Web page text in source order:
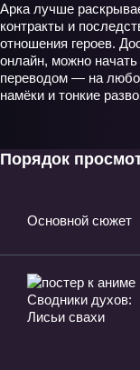
Арка лучше
контракты и
отношения героев.
онлайн, можно
переводом — на
намёки и тонкие
Порядок
Основной сюжет